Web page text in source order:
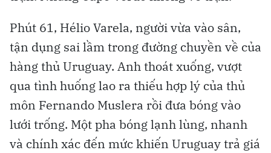
Phút 61, Hélio Varela, người vừa vào sân,
tận dụng sai lầm trong đường chuyền về của
hàng thủ Uruguay. Anh thoát xuống, vượt
qua tình huống lao ra thiếu hợp lý của thủ
môn Fernando Muslera rồi đưa bóng vào
lưới trống. Một pha bóng lạnh lùng, nhanh
và chính xác đến mức khiến Uruguay trả giá